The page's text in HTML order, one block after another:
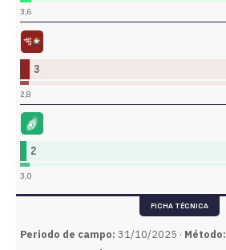
3,6
· El Pueblo Antes que el Lucro - Solidaridad
3
2,8
Glas
2
3,0
FICHA TÉCNICA
Periodo de campo: 31/10/2025 · Método: